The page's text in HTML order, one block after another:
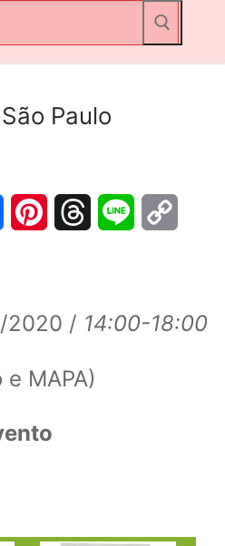
Paulo
FacebookPinterestThreads Line
2020 / 14:00-18:00
MAPA)